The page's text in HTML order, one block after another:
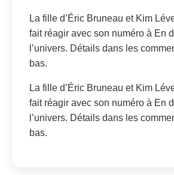
La fille d’Éric Bruneau et Kim
fait réagir avec son numéro à En
l’univers. Détails dans les
bas.
La fille d’Éric Bruneau et Kim
fait réagir avec son numéro à En
l’univers. Détails dans les
bas.